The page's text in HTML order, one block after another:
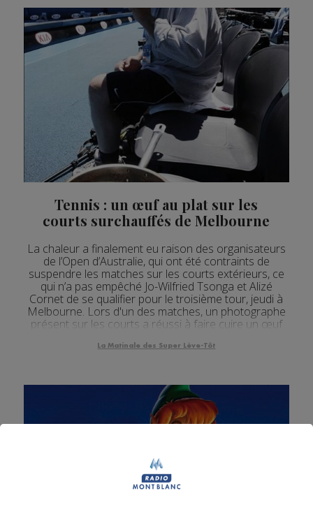
Tennis : un œuf au plat sur les
courts surchauffés de Melbourne
La chaleur a finalement eu raison des organisateurs
de l’Open d’Australie, qui ont été contraints de
suspendre les matches sur les courts extérieurs, ce
qui n’a pas empêché Jo-Wilfried Tsonga et Alizé
Cornet de se qualifier pour le troisième tour, jeudi à
Melbourne. Lors d'un des matches, un photographe
présent sur les courts a réussi à faire cuire un œuf
La Matinale des Super Lève-Tôt